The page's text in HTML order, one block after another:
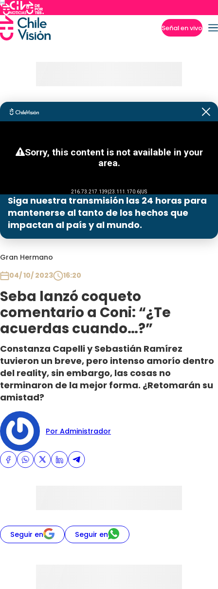
Señal en vivo
Siga nuestra transmisión las 24 horas para
mantenerse al tanto de los hechos que
impactan al país y al mundo.
Gran Hermano
04/ 10/ 2023
16:20
Seba lanzó coqueto
comentario a Coni: “¿Te
acuerdas cuando…?”
Constanza Capelli y Sebastián Ramírez
tuvieron un breve, pero intenso amorío dentro
del reality, sin embargo, las cosas no
terminaron de la mejor forma. ¿Retomarán su
amistad?
Por Administrador
Seguir en Seguir en
Programas
Contigo en Directo
Plan Perfecto
Sabingo
Todos Los Programas